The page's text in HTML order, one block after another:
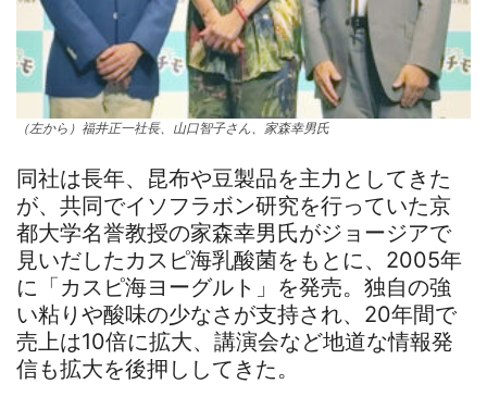
（左から）福井正一社長、山口智子さん、家森幸男氏
同社は長年、昆布や豆製品を主力としてきた
が、共同でイソフラボン研究を行っていた京
都大学名誉教授の家森幸男氏がジョージアで
見いだしたカスピ海乳酸菌をもとに、2005年
に「カスピ海ヨーグルト」を発売。独自の強
い粘りや酸味の少なさが支持され、20年間で
売上は10倍に拡大、講演会など地道な情報発
信も拡大を後押ししてきた。